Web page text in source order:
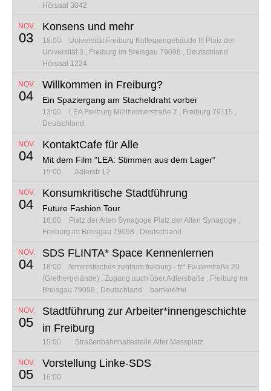
Hörsaal 3042
NOV.
03
Konsens und mehr
18:00 Universität Freiburg Kollegiengebäude III Platz der
Universität 3
Freiburg im Breisgau 79098
Deutschland
Hörsaal 1224
NOV.
04
Willkommen in Freiburg?
Ein Spaziergang am Stacheldraht vorbei
13:00 LEA Freiburg Müllheimerstraße 7
Freiburg 79115
Deutschland
NOV.
04
KontaktCafe für Alle
Mit dem Film "LEA: Stimmen aus dem Lager"
15:00 Adlerstr 12
NOV.
04
Konsumkritische Stadtführung
Future Fashion Tour
16:00 Platz der Alten Synagoge Platz der Alten Synagoge
Freiburg im Breisgau 79098
Deutschland
NOV.
04
SDS FLINTA* Space Kennenlernen
18:00 feministisches zentrum freiburg - fz* Faulerstraße 20
(Grethergelände)
Zugang auch über Adlerstraße
Freiburg im
Breisgau 79098
Deutschland barrierefrei
NOV.
05
Stadtführung zur Arbeiter*innengeschichte
in Freiburg
15:00 Straßenbahnhaltestelle Alter Messplatz
NOV.
05
Vorstellung Linke-SDS
16:00